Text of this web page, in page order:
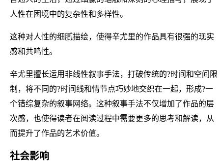
人性在困境中的复杂性和多样性。
这种对人性的细腻描绘，使得辛尤里的作品具有很强的现实
感和共鸣性。
辛尤里擅长运用非线性叙事手法，打破传统的?时间和空间限
制，将不同的?时间线和情节点巧妙地交织在一起，形成?一
个错综复杂的叙事网络。这种叙事手法不仅增加了作品的层
次感，也使得读者在阅读过程中需要更多的思考和解读，从
而提升了作品的艺术价值。
社会影响